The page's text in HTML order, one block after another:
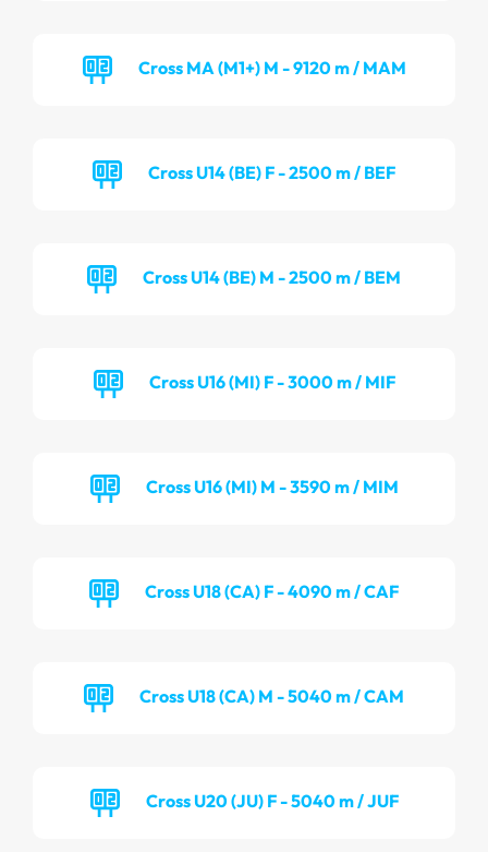
Cross MA (M1+) M - 9120 m / MAM
Cross U14 (BE) F - 2500 m / BEF
Cross U14 (BE) M - 2500 m / BEM
Cross U16 (MI) F - 3000 m / MIF
Cross U16 (MI) M - 3590 m / MIM
Cross U18 (CA) F - 4090 m / CAF
Cross U18 (CA) M - 5040 m / CAM
Cross U20 (JU) F - 5040 m / JUF